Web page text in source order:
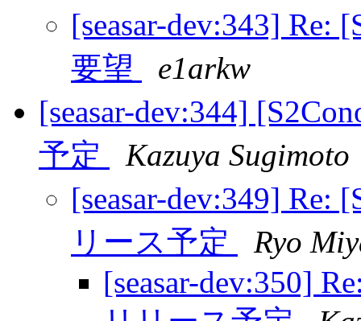
[seasar-dev:343] Re:
要望
e1arkw
[seasar-dev:344]
予定
Kazuya Sugimoto
[seasar-dev:349] Re:
リース予定
Ryo
[seasar-dev:350]